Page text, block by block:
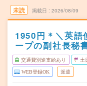
未読 掲載日 2026/08/09
1950円＊＼英語
ープの副社長秘
交通費別途支給あり 土
WEB登録OK 派遣